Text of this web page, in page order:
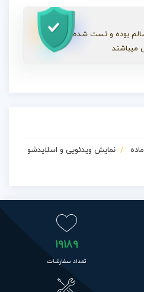
بوده و تست شده
میباشند
نمایش ویدئویی و اسلایدشو
19189
تعداد سفارشات